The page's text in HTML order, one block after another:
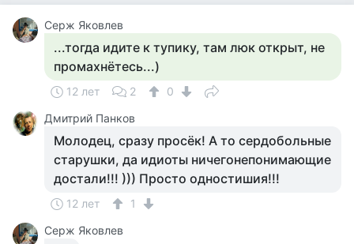
Серж Яковлев
...тогда идите к тупику, там люк открыт, не
промахнётесь...)
12 лет 2
0
Дмитрий Панков
Молодец, сразу просёк! А то сердобольные
старушки, да идиоты ничегонепонимающие
достали!!! ))) Просто одностишия!!!
12 лет
1
Серж Яковлев